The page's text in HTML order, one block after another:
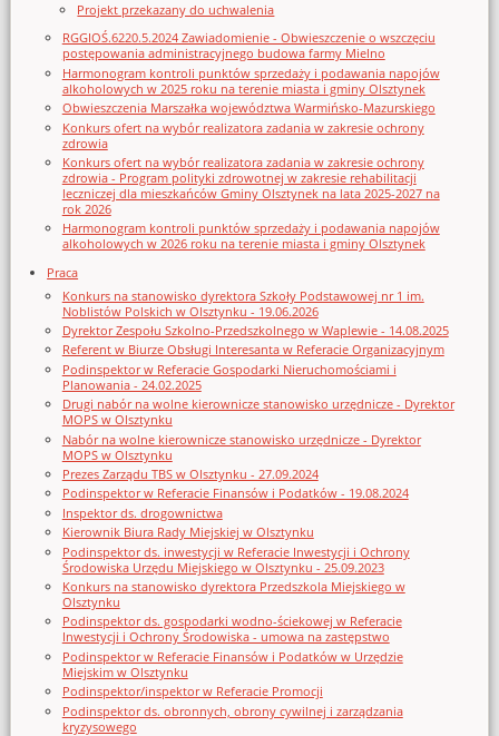
Projekt przekazany do uchwalenia
RGGIOŚ.6220.5.2024 Zawiadomienie - Obwieszczenie o wszczęciu
postępowania administracyjnego budowa farmy Mielno
Harmonogram kontroli punktów sprzedaży i podawania napojów
alkoholowych w 2025 roku na terenie miasta i gminy Olsztynek
Obwieszczenia Marszałka województwa Warmińsko-Mazurskiego
Konkurs ofert na wybór realizatora zadania w zakresie ochrony
zdrowia
Konkurs ofert na wybór realizatora zadania w zakresie ochrony
zdrowia - Program polityki zdrowotnej w zakresie rehabilitacji
leczniczej dla mieszkańców Gminy Olsztynek na lata 2025-2027 na
rok 2026
Harmonogram kontroli punktów sprzedaży i podawania napojów
alkoholowych w 2026 roku na terenie miasta i gminy Olsztynek
Praca
Konkurs na stanowisko dyrektora Szkoły Podstawowej nr 1 im.
Noblistów Polskich w Olsztynku - 19.06.2026
Dyrektor Zespołu Szkolno-Przedszkolnego w Waplewie - 14.08.2025
Referent w Biurze Obsługi Interesanta w Referacie Organizacyjnym
Podinspektor w Referacie Gospodarki Nieruchomościami i
Planowania - 24.02.2025
Drugi nabór na wolne kierownicze stanowisko urzędnicze - Dyrektor
MOPS w Olsztynku
Nabór na wolne kierownicze stanowisko urzędnicze - Dyrektor
MOPS w Olsztynku
Prezes Zarządu TBS w Olsztynku - 27.09.2024
Podinspektor w Referacie Finansów i Podatków - 19.08.2024
Inspektor ds. drogownictwa
Kierownik Biura Rady Miejskiej w Olsztynku
Podinspektor ds. inwestycji w Referacie Inwestycji i Ochrony
Środowiska Urzędu Miejskiego w Olsztynku - 25.09.2023
Konkurs na stanowisko dyrektora Przedszkola Miejskiego w
Olsztynku
Podinspektor ds. gospodarki wodno-ściekowej w Referacie
Inwestycji i Ochrony Środowiska - umowa na zastępstwo
Podinspektor w Referacie Finansów i Podatków w Urzędzie
Miejskim w Olsztynku
Podinspektor/inspektor w Referacie Promocji
Podinspektor ds. obronnych, obrony cywilnej i zarządzania
kryzysowego